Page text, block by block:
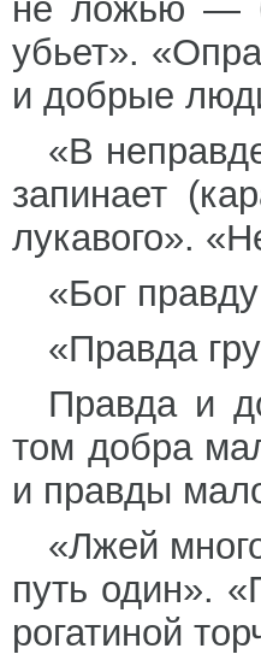
не ложью —
убьет».
и добрые
«В
запинает
лукавого».
«Бог
«Правда
Правда и
том добра
и правды
«Лжей
путь один».
рогатиной